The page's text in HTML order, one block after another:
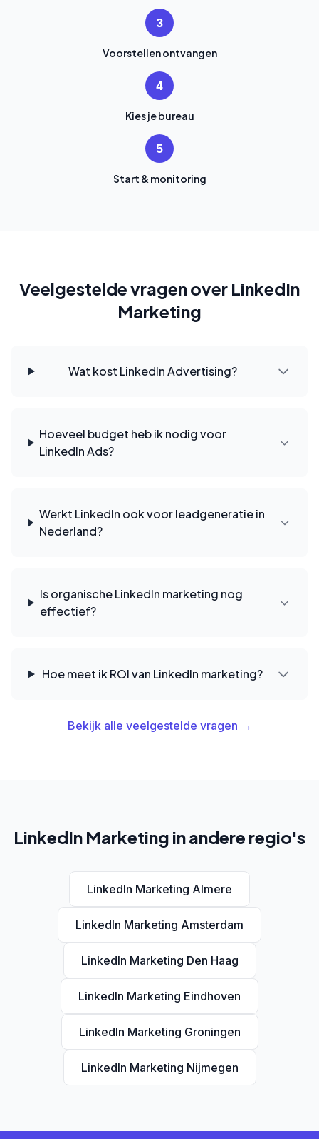
3
Voorstellen ontvangen
4
Kies je bureau
5
Start & monitoring
Veelgestelde vragen over LinkedIn
Marketing
Wat kost LinkedIn Advertising?
Hoeveel budget heb ik nodig voor
LinkedIn Ads?
Werkt LinkedIn ook voor leadgeneratie in
Nederland?
Is organische LinkedIn marketing nog
effectief?
Hoe meet ik ROI van LinkedIn marketing?
Bekijk alle veelgestelde vragen →
LinkedIn Marketing in andere regio's
LinkedIn Marketing Almere
LinkedIn Marketing Amsterdam
LinkedIn Marketing Den Haag
LinkedIn Marketing Eindhoven
LinkedIn Marketing Groningen
LinkedIn Marketing Nijmegen